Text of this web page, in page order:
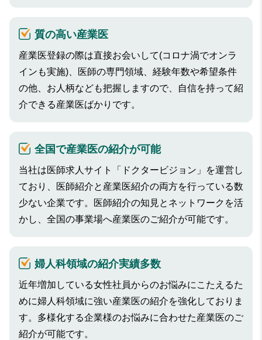
質の高い産業医
産業医登録の際は直接お会いして(コロナ渦でオンラ
インも実施)、医師の専門領域、経験年数や希望条件
の他、お人柄なども把握しますので、自信を持って紹
介できる産業医ばかりです。
全国で産業医の紹介が可能
当社は医師求人サイト「ドクタービジョン」を運営し
ており、医師紹介と産業医紹介の両方を行っている数
少ない企業です。医師紹介の知見とネットワークを活
かし、全国の事業場へ産業医のご紹介が可能です。
婦人科領域の紹介実績多数
近年増加している女性社員からのお悩みにこたえるた
めに婦人科領域に強い産業医の紹介を強化しておりま
す。多様化する企業様のお悩みに合わせた産業医のご
紹介が可能です。